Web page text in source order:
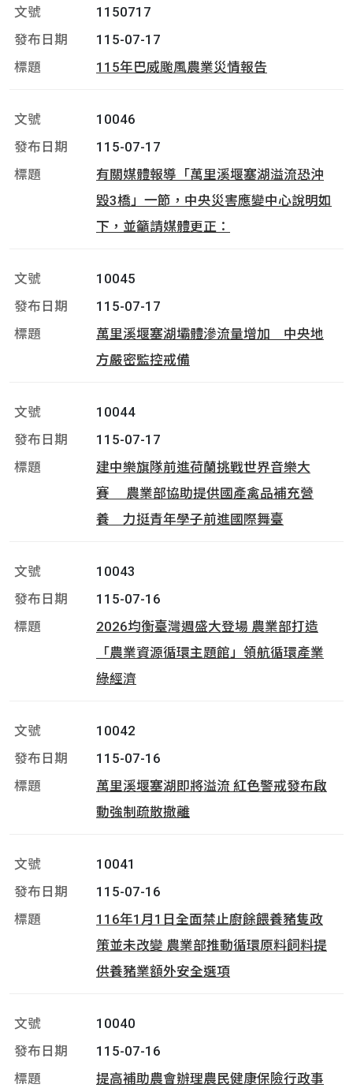
1150717
115-07-17
115年巴威颱風農業災情報告
10046
115-07-17
有關媒體報導「萬里溪堰塞湖溢流恐沖
毀3橋」一節，中央災害應變中心說明如
下，並籲請媒體更正：
10045
115-07-17
萬里溪堰塞湖壩體滲流量增加 中央地
方嚴密監控戒備
10044
115-07-17
建中樂旗隊前進荷蘭挑戰世界音樂大
賽 農業部協助提供國產禽品補充營
養 力挺青年學子前進國際舞臺
10043
115-07-16
2026均衡臺灣週盛大登場 農業部打造
「農業資源循環主題館」領航循環產業
綠經濟
10042
115-07-16
萬里溪堰塞湖即將溢流 紅色警戒發布啟
動強制疏散撤離
10041
115-07-16
116年1月1日全面禁止廚餘餵養豬隻政
策並未改變 農業部推動循環原料飼料提
供養豬業額外安全選項
10040
115-07-16
提高補助農會辦理農民健康保險行政事